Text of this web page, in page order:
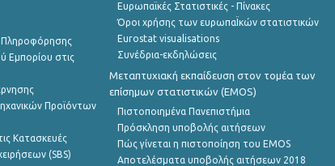
Πληροφόρησης
Εμπορίου στις
Προϊόντων
Κατασκευές
(SBS)
Ευρωπαϊκές Στατιστικές - Πίνακες
Όροι χρήσης των ευρωπαΪκών στατιστικών
Eurostat visualisations
Συνέδρια-εκδηλώσεις
Μεταπτυχιακή εκπαίδευση στον τομέα των
επίσημων στατιστικών (EMOS)
Πιστοποιημένα Πανεπιστήμια
Πρόσκληση υποβολής αιτήσεων
Πώς γίνεται η πιστοποίηση του EMOS
Αποτελέσματα υποβολής αιτήσεων 2018